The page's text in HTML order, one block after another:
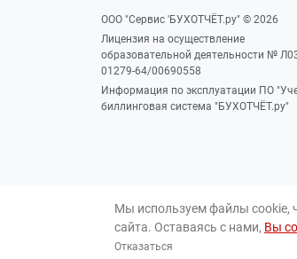
ООО "Сервис 'БУХОТЧЁТ.ру" © 2026
Лицензия на осуществление
образовательной деятельности №
01279-64/00690558
Информация по эксплуатации ПО
биллинговая система "БУХОТЧЁТ.ру"
Для лиц 16+
Мы используем файлы cookie,
сайта. Оставаясь с нами, Вы
Отказаться